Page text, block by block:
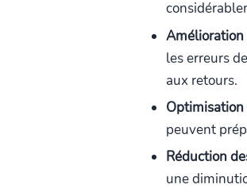
Amélioration
les erreurs
aux retours.
peuvent
Réduction
une